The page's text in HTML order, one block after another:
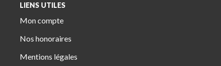
LIENS UTILES
Mon compte
Nos honoraires
Mentions légales